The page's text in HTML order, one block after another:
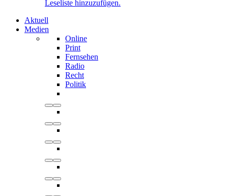
Leseliste hinzuzufügen.
Aktuell
Medien
Online
Print
Fernsehen
Radio
Recht
Politik